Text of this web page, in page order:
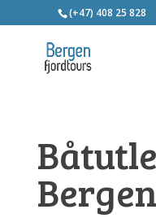
(+47) 408 25 828
Bergen